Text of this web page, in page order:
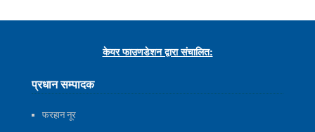
केयर फाउणडेशन द्वारा संचालित:
प्रधान सम्पादक
फरहान नूर